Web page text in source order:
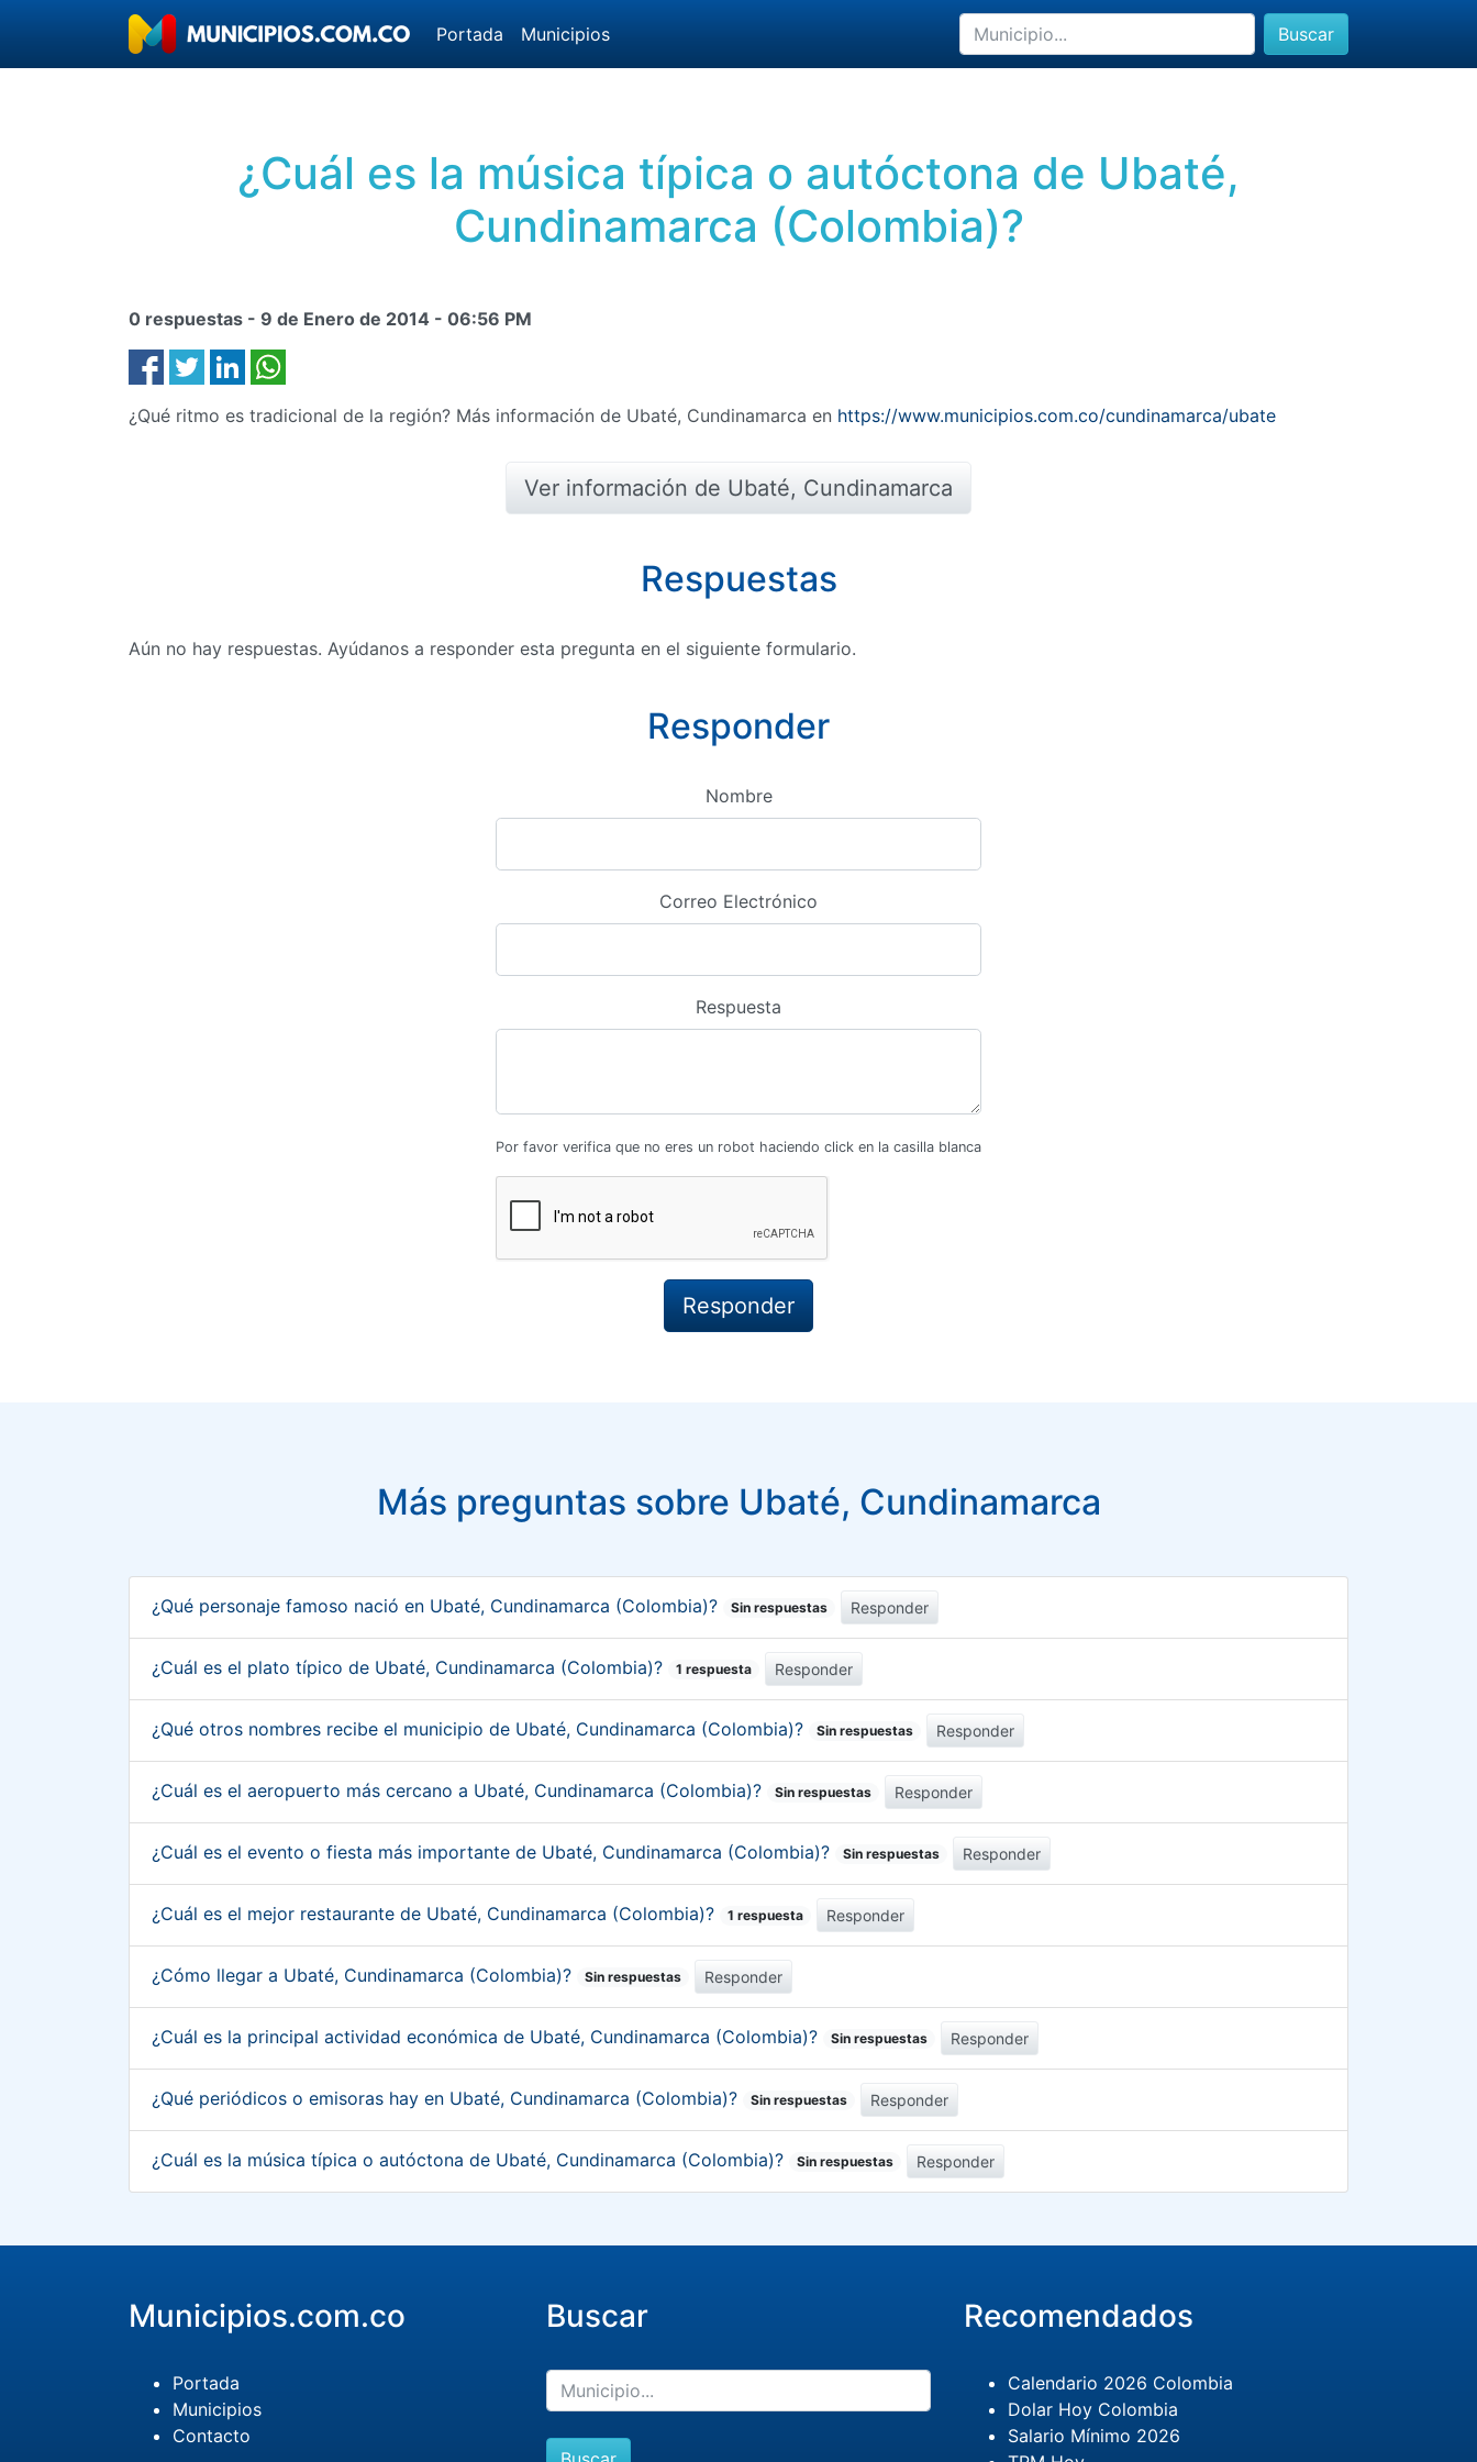
Portada Municipios Buscar
¿Cuál es la música típica o autóctona de Ubaté,
Cundinamarca (Colombia)?
0 respuestas - 9 de Enero de 2014 - 06:56 PM
¿Qué ritmo es tradicional de la región? Más información de Ubaté, Cundinamarca en https://www.municipios.com.co/cundinamarca/ubate
Ver información de Ubaté, Cundinamarca
Respuestas
Aún no hay respuestas. Ayúdanos a responder esta pregunta en el siguiente formulario.
Responder
Nombre
Correo Electrónico
Respuesta
Por favor verifica que no eres un robot haciendo click en la casilla blanca
Más preguntas sobre Ubaté, Cundinamarca
¿Qué personaje famoso nació en Ubaté, Cundinamarca (Colombia)? Sin respuestas Responder
¿Cuál es el plato típico de Ubaté, Cundinamarca (Colombia)? 1 respuesta Responder
¿Qué otros nombres recibe el municipio de Ubaté, Cundinamarca (Colombia)? Sin respuestas Responder
¿Cuál es el aeropuerto más cercano a Ubaté, Cundinamarca (Colombia)? Sin respuestas Responder
¿Cuál es el evento o fiesta más importante de Ubaté, Cundinamarca (Colombia)? Sin respuestas Responder
¿Cuál es el mejor restaurante de Ubaté, Cundinamarca (Colombia)? 1 respuesta Responder
¿Cómo llegar a Ubaté, Cundinamarca (Colombia)? Sin respuestas Responder
¿Cuál es la principal actividad económica de Ubaté, Cundinamarca (Colombia)? Sin respuestas Responder
¿Qué periódicos o emisoras hay en Ubaté, Cundinamarca (Colombia)? Sin respuestas Responder
¿Cuál es la música típica o autóctona de Ubaté, Cundinamarca (Colombia)? Sin respuestas Responder
Municipios.com.co
Portada
Municipios
Contacto
Buscar Recomendados
Calendario 2026 Colombia
Dolar Hoy Colombia
Salario Mínimo 2026